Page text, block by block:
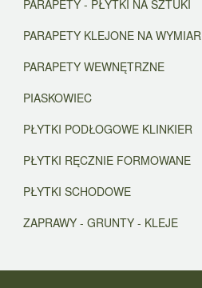
PARAPETY - PŁYTKI NA SZTUKI
PARAPETY KLEJONE NA WYMIAR
PARAPETY WEWNĘTRZNE
PIASKOWIEC
PŁYTKI PODŁOGOWE KLINKIER
PŁYTKI RĘCZNIE FORMOWANE
PŁYTKI SCHODOWE
ZAPRAWY - GRUNTY - KLEJE